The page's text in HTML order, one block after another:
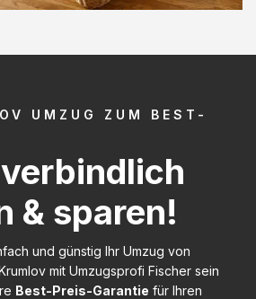
UMZUG ZUM BEST-
& sparen!
und günstig Ihr Umzug von
mit Umzugsprofi Fischer sein
Best-Preis-Garantie für Ihren